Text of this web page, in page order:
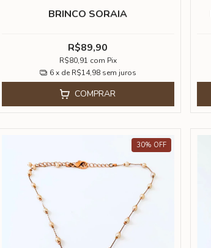
BRINCO SORAIA
R$89,90
R$80,91 com Pix
6x de R$14,98 sem juros
COMPRAR
30% OFF